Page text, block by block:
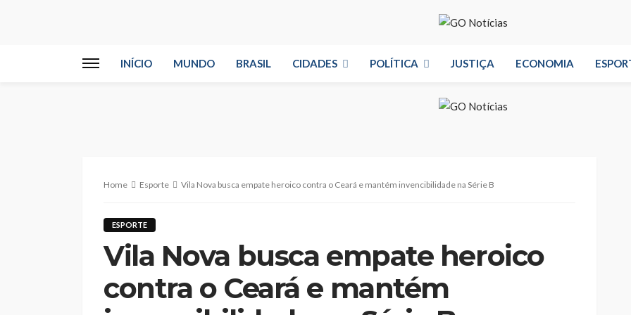
INÍCIO MUNDO BRASIL CIDADES POLÍTICA JUSTIÇA ECONOMIA
Home Esporte Vila Nova busca empate heroico contra o Ceará e mantém invencibilidade na Série B
ESPORTE
Vila Nova busca empate heroico
contra o Ceará e mantém